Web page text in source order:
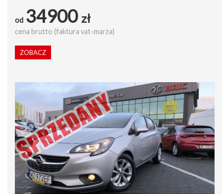
od 34900 zł
cena brutto (faktura vat-marża)
ZOBACZ